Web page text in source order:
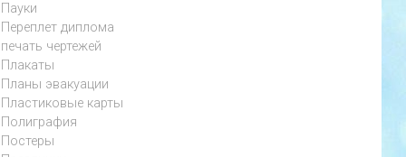
Пауки
Переплет диплома
печать чертежей
Плакаты
Планы эвакуации
Пластиковые карты
Полиграфия
Постеры